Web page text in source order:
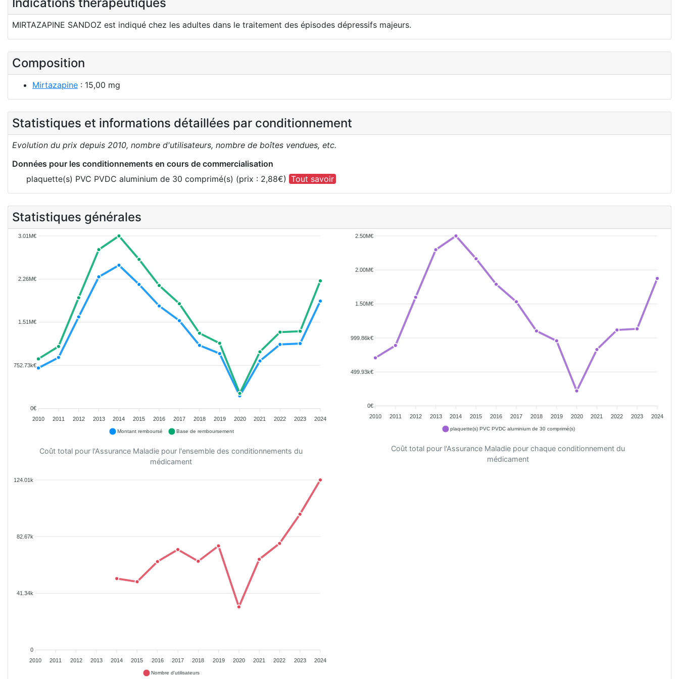
MIRTAZAPINE SANDOZ est indiqué chez les adultes dans le traitement des épisodes dépressifs majeurs.
Composition
Mirtazapine : 15,00 mg
Statistiques et informations détaillées par conditionnement
Evolution du prix depuis 2010, nombre d'utilisateurs, nombre de boîtes vendues, etc.
Données pour les conditionnements en cours de commercialisation
plaquette(s) PVC PVDC aluminium de 30 comprimé(s) (prix : 2,88€) Tout savoir
Statistiques générales
3.01M€
2.26M€
1.51M€
752.73k€
0€
2010
2011 2012 2013 2014 2015 2016 2017 2018 2019 2020 2021 2022 2023 2024
Montant remboursé Base de remboursement
Coût total pour l'Assurance Maladie pour l'ensemble des conditionnements du
médicament
2.50M€
2.00M€
1.50M€
999.86k€
499.93k€
0€
2010
2011 2012 2013 2014 2015 2016 2017 2018 2019 2020 2021 2022 2023 2024
plaquette(s) PVC PVDC aluminium de 30 comprimé(s)
Coût total pour l'Assurance Maladie pour chaque conditionnement du
médicament
124.01k
82.67k
41.34k
0
2010
2011 2012 2013 2014 2015 2016 2017 2018 2019 2020 2021 2022 2023 2024
Nombre d'utilisateurs